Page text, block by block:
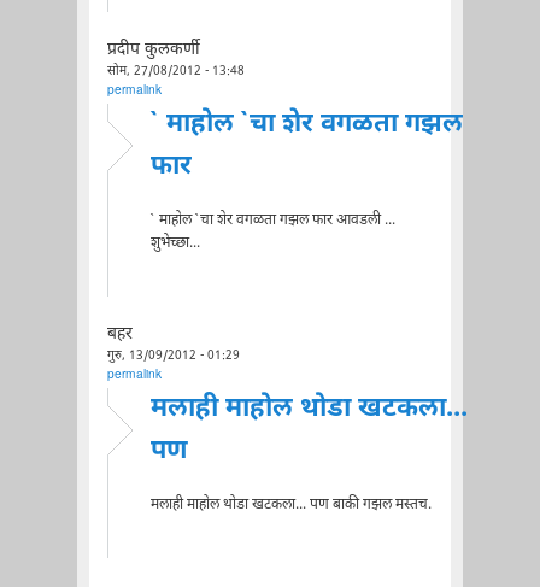
प्रदीप कुलकर्णी
सोम, 27/08/2012 - 13:48
permalink
` माहोल `चा शेर वगळता गझल
फार
` माहोल `चा शेर वगळता गझल फार आवडली ...
शुभेच्छा...
बहर
गुरु, 13/09/2012 - 01:29
permalink
मलाही माहोल थोडा खटकला...
पण
मलाही माहोल थोडा खटकला... पण बाकी गझल मस्तच.